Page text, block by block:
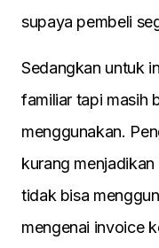
supaya pembeli
Sedangkan untuk
familiar tapi masih
menggunakan.
kurang
tidak bisa
mengenai invoice